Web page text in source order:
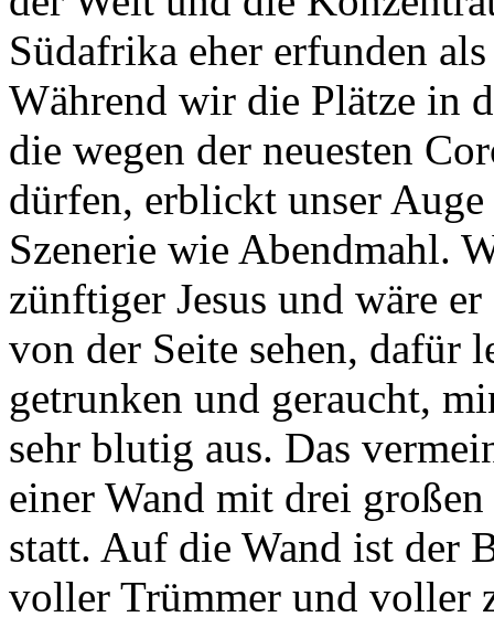
Südafrika eher erfunden
Während wir die Plätze in
die wegen der neuesten
dürfen, erblickt unser
Szenerie wie Abendmahl.
zünftiger Jesus und wäre
von der Seite sehen, dafür
getrunken und geraucht,
sehr blutig aus. Das
einer Wand mit drei
statt. Auf die Wand ist der
voller Trümmer und voller